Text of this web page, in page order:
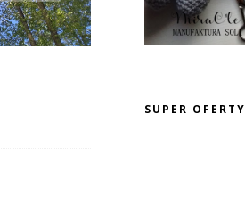
SUPER OFERTY